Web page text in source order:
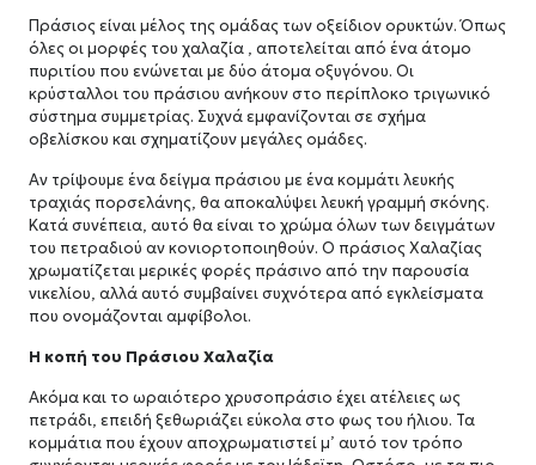
Πράσιος είναι μέλος της ομάδας των οξείδιον ορυκτών. Όπως
όλες οι μορφές του χαλαζία , αποτελείται από ένα άτομο
πυριτίου που ενώνεται με δύο άτομα οξυγόνου. Οι
κρύσταλλοι του πράσιου ανήκουν στο περίπλοκο τριγωνικό
σύστημα συμμετρίας. Συχνά εμφανίζονται σε σχήμα
οβελίσκου και σχηματίζουν μεγάλες ομάδες.
Αν τρίψουμε ένα δείγμα πράσιου με ένα κομμάτι λευκής
τραχιάς πορσελάνης, θα αποκαλύψει λευκή γραμμή σκόνης.
Κατά συνέπεια, αυτό θα είναι το χρώμα όλων των δειγμάτων
του πετραδιού αν κονιορτοποιηθούν. Ο πράσιος Χαλαζίας
χρωματίζεται μερικές φορές πράσινο από την παρουσία
νικελίου, αλλά αυτό συμβαίνει συχνότερα από εγκλείσματα
που ονομάζονται αμφίβολοι.
Η κοπή του Πράσιου Χαλαζία
Ακόμα και το ωραιότερο χρυσοπράσιο έχει ατέλειες ως
πετράδι, επειδή ξεθωριάζει εύκολα στο φως του ήλιου. Τα
κομμάτια που έχουν αποχρωματιστεί μ’ αυτό τον τρόπο